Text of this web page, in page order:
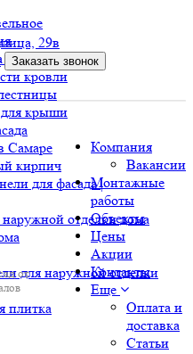
и софиты
кровли
крыши
Самаре
кирпич
для фасада |
отделки дома
для наружной отделки
плитка
29в
Заказать звонок
от
Компания
Вакансии
Монтажные
работы
Объекты
Цены
Акции
Контакты
Еще
Оплата и
доставка
Статьи